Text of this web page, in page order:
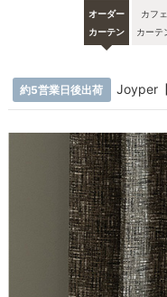
オーダー
カーテン
カフェ
カーテ
約5営業日後出荷 Joyper